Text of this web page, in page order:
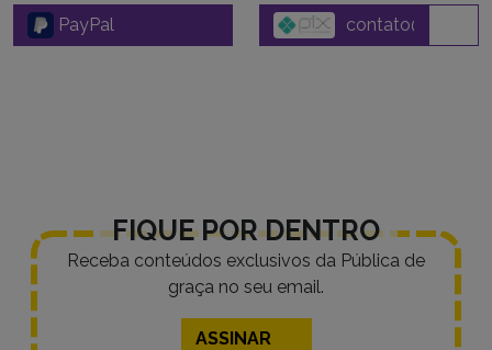
PayPal
FIQUE POR DENTRO
Receba conteúdos exclusivos da Pública de
graça no seu email.
ASSINAR